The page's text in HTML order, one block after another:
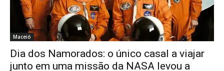
Maceió
Dia dos Namorados: o único casal a viajar
junto em uma missão da NASA levou a